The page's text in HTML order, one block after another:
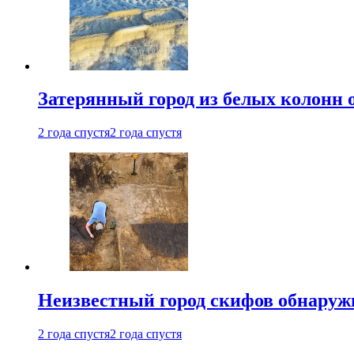
Затерянный город из белых
2 года спустя2 года спустя
Неизвестный город скифов
2 года спустя2 года спустя